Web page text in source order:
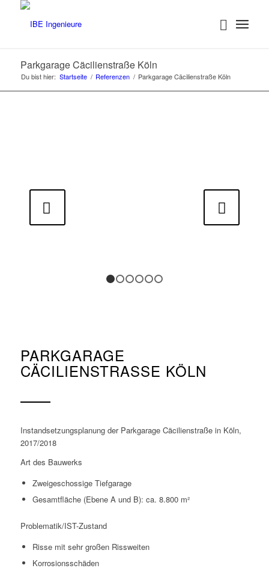
Parkgarage Cäcilienstraße Köln
Du bist hier: Startseite / Referenzen / Parkgarage Cäcilienstraße Köln
PARKGARAGE
CÄCILIENSTRASSE KÖLN
Instandsetzungsplanung der Parkgarage Cäcilienstraße in Köln,
2017/2018
Art des Bauwerks
Zweigeschossige Tiefgarage
Gesamtfläche (Ebene A und B): ca. 8.800 m²
Problematik/IST-Zustand
Risse mit sehr großen Rissweiten
Korrosionsschäden